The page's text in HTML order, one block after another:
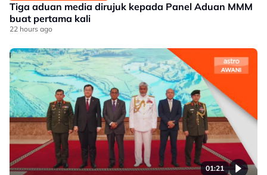
Tiga aduan media dirujuk kepada Panel Aduan MMM
buat pertama kali
22 hours ago
01:21